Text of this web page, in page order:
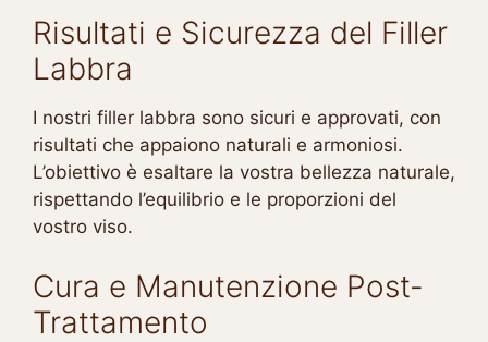
Risultati e Sicurezza del Filler
Labbra
I nostri filler labbra sono sicuri e approvati, con
risultati che appaiono naturali e armoniosi.
L’obiettivo è esaltare la vostra bellezza naturale,
rispettando l’equilibrio e le proporzioni del
vostro viso.
Cura e Manutenzione Post-
Trattamento